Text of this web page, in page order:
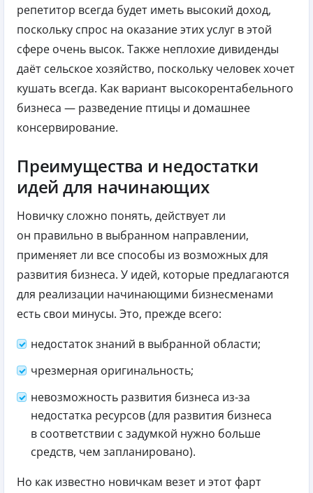
репетитор всегда будет иметь высокий доход,
поскольку спрос на оказание этих услуг в этой
сфере очень высок. Также неплохие дивиденды
даёт сельское хозяйство, поскольку человек хочет
кушать всегда. Как вариант высокорентабельного
бизнеса — разведение птицы и домашнее
консервирование.
Преимущества и недостатки
идей для начинающих
Новичку сложно понять, действует ли
он правильно в выбранном направлении,
применяет ли все способы из возможных для
развития бизнеса. У идей, которые предлагаются
для реализации начинающими бизнесменами
есть свои минусы. Это, прежде всего:
недостаток знаний в выбранной области;
чрезмерная оригинальность;
невозможность развития бизнеса из-за
недостатка ресурсов (для развития бизнеса
в соответствии с задумкой нужно больше
средств, чем запланировано).
Но как известно новичкам везет и этот фарт